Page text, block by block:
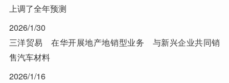
上调了全年预测
2026/1/30
三洋贸易 在华开展地产地销型业务 与新兴企业共同销
售汽车材料
2026/1/16